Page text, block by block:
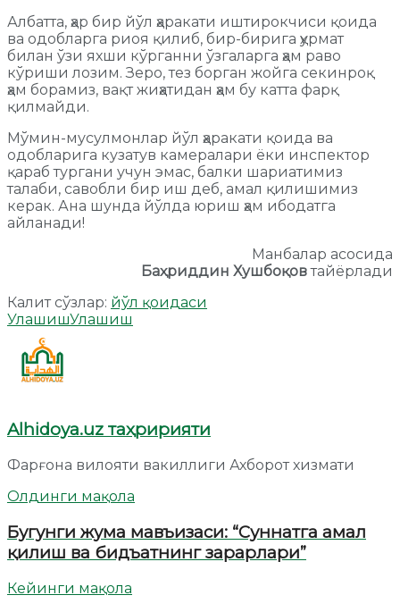
Албатта, ҳар бир йўл ҳаракати иштирокчиси қоида
ва одобларга риоя қилиб, бир-бирига ҳурмат
билан ўзи яхши кўрганни ўзгаларга ҳам раво
кўриши лозим. Зеро, тез борган жойга секинроқ
ҳам борамиз, вақт жиҳатидан ҳам бу катта фарқ
қилмайди.
Мўмин-мусулмонлар йўл ҳаракати қоида ва
одобларига кузатув камералари ёки инспектор
қараб тургани учун эмас, балки шариатимиз
талаби, савобли бир иш деб, амал қилишимиз
керак. Ана шунда йўлда юриш ҳам ибодатга
айланади!
Манбалар асосида
Баҳриддин Хушбоқовтайёрлади
Калит сўзлар: йўл қоидаси
УлашишУлашиш
Alhidoya.uz таҳририяти
Фарғона вилояти вакиллиги Ахборот хизмати
Олдинги мақола
Бугунги жума мавъизаси: “Суннатга амал
қилиш ва бидъатнинг зарарлари”
Кейинги мақола